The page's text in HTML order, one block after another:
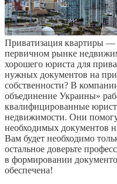
Приватизация квартиры —
первичном рынке
хорошего юриста для
нужных документов на
собственности? В
объединение Украины»
квалифицированные
недвижимости. Они
необходимых документов
Вам будет необходимо
остальное доверьте
в формировании
обеспечена!